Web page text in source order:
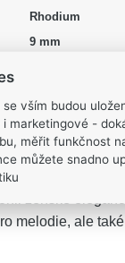
Rhodium
9 mm
melodie, ale
se vším budou
marketingové -
měřit funkčnost
můžete snadno